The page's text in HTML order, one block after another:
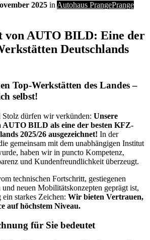
2025 in Autohaus PrangePrange
von AUTO BILD: Eine der
Deutschlands
Top-Werkstätten des Landes –
selbst!
dürfen wir verkünden: Unsere
BILD als eine der besten KFZ-
2025/26 ausgezeichnet! In der
gemeinsam mit dem unabhängigen Institut
haben wir in puncto Kompetenz,
und Kundenfreundlichkeit überzeugt.
technischen Fortschritt, gestiegenen
neuen Mobilitätskonzepten geprägt ist,
starkes Zeichen: Wir bieten Vertrauen,
auf höchstem Niveau.
für Sie bedeutet